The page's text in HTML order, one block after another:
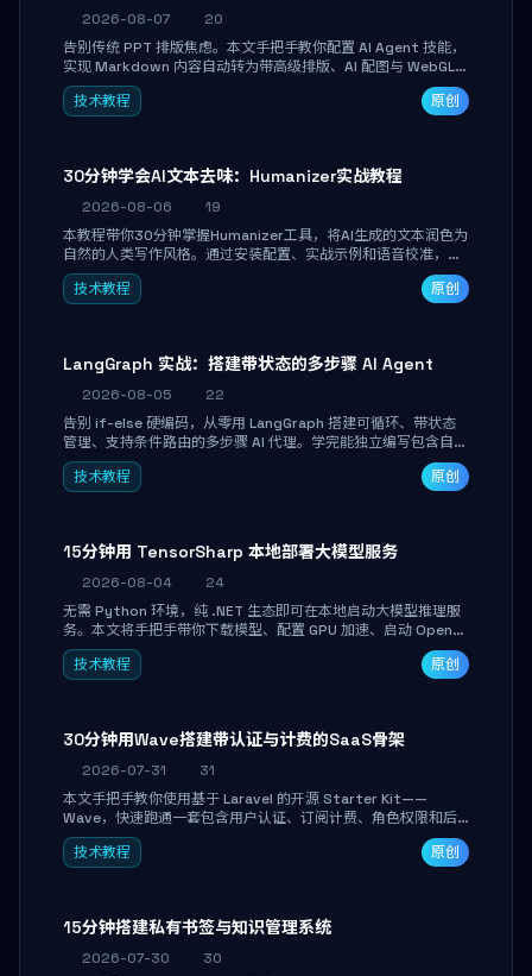
2026-08-07
20
告别传统 PPT 排版焦虑。本文手把手教你配置 AI Agent 技能，
实现 Markdown 内容自动转为带高级排版、AI 配图与 WebGL
运行时的 HTML 幻灯片。只需专注内容，10 分钟即可产出可投
屏的专业级演示文稿。
技术教程 原创
30分钟学会AI文本去味：Humanizer实战教程
2026-08-06
19
本教程带你30分钟掌握Humanizer工具，将AI生成的文本润色为
自然的人类写作风格。通过安装配置、实战示例和语音校准，让
你的内容告别AI痕迹，匹配个人写作习惯，适合内容创作者和技
术博主。
技术教程 原创
LangGraph 实战：搭建带状态的多步骤 AI Agent
2026-08-05
22
告别 if-else 硬编码，从零用 LangGraph 搭建可循环、带状态
管理、支持条件路由的多步骤 AI 代理。学完能独立编写包含自动
决策、工具调用和持久化状态的复杂工作流，并避开递归溢出、
状态丢失等常见坑点。
技术教程 原创
15分钟用 TensorSharp 本地部署大模型服务
2026-08-04
24
无需 Python 环境，纯 .NET 生态即可在本地启动大模型推理服
务。本文将手把手带你下载模型、配置 GPU 加速、启动 OpenAI
兼容 API，并在 C# 业务代码中无缝调用。数据不出网，零门槛
搞定本地 LLM 部署。
技术教程 原创
30分钟用Wave搭建带认证与计费的SaaS骨架
2026-07-31
31
本文手把手教你使用基于 Laravel 的开源 Starter Kit——
Wave，快速跑通一套包含用户认证、订阅计费、角色权限和后
台管理的完整 SaaS 骨架。附带 Stripe 测试支付对接与自定义
业务页面开发实战，助你省去重复基建时间，将精力聚焦于核心
技术教程 原创
15分钟搭建私有书签与知识管理系统
2026-07-30
30